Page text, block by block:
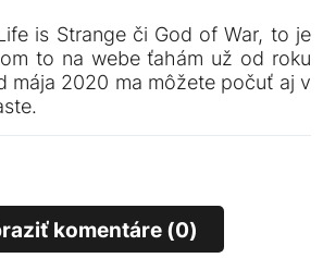
is Strange či God of War, to je
to na webe ťahám už od roku
mája 2020 ma môžete počuť aj v
komentáre (0)